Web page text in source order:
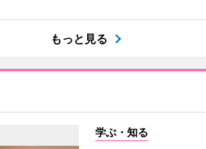
もっと見る
学ぶ・知る